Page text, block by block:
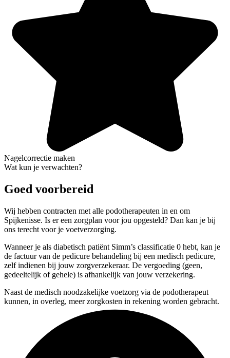
Nagelcorrectie maken
Wat kun je verwachten?
Goed voorbereid
Wij hebben contracten met alle podotherapeuten in en om
Spijkenisse. Is er een zorgplan voor jou opgesteld? Dan kan je bij
ons terecht voor je voetverzorging.
Wanneer je als diabetisch patiënt Simm’s classificatie 0 hebt, kan je
de factuur van de pedicure behandeling bij een medisch pedicure,
zelf indienen bij jouw zorgverzekeraar. De vergoeding (geen,
gedeeltelijk of gehele) is afhankelijk van jouw verzekering.
Naast de medisch noodzakelijke voetzorg via de podotherapeut
kunnen, in overleg, meer zorgkosten in rekening worden gebracht.